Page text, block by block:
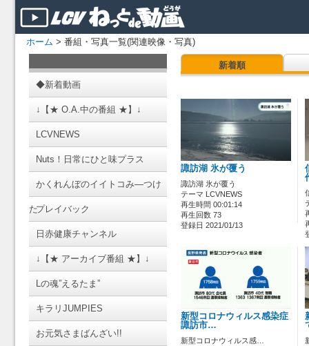
ホーム > 番組・写真一覧(関連映像・写真)
◆新着動画
↓【★ O.A.中の番組 ★】↓
LCVNEWS
Nuts！日常にひと味プラス
かくれんぼのイイトコみ―つけ
たプレイバック
日赤健康チャンネル
↓【★ アーカイブ番組 ★】↓
Lの魂”えるたま”
キラリJUMPIES
お元気さまばんざい!!
新着順
諏訪湖 氷が覆う
諏訪湖 氷が覆う
テーマ LCVNEWS
再生時間 00:01:14
再生回数 73
登録日 2021/01/13
新型コロナウィルス感染症
諏訪市…
新型コロナウィルス感…